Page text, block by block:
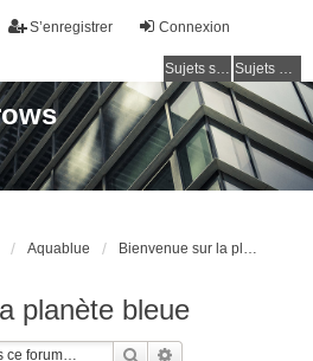
Connexion
S’enregistrer
Sujets sans réponse Sujets actifs
Aquablue Bienvenue sur la planète bleue
planète bleue
Rechercher